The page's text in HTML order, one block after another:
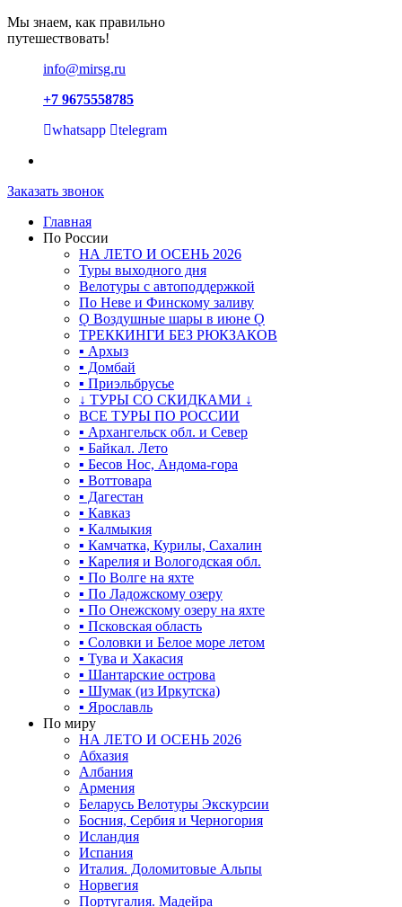
Мы знаем, как правильно
путешествовать!
info@mirsg.ru
+7 9675558785
whatsapp
telegram
Заказать звонок
Главная
По России
НА ЛЕТО И ОСЕНЬ 2026
Туры выходного дня
Велотуры с автоподдержкой
По Неве и Финскому заливу
Ǫ Воздушные шары в июне Ǫ
ТРЕККИНГИ БЕЗ РЮКЗАКОВ
▪ Архыз
▪ Домбай
▪ Приэльбрусье
↓ ТУРЫ СО СКИДКАМИ ↓
ВСЕ ТУРЫ ПО РОССИИ
▪ Архангельск обл. и Север
▪ Байкал. Лето
▪ Бесов Нос, Андома-гора
▪ Воттовара
▪ Дагестан
▪ Кавказ
▪ Калмыкия
▪ Камчатка, Курилы, Сахалин
▪ Карелия и Вологодская обл.
▪ По Волге на яхте
▪ По Ладожскому озеру
▪ По Онежскому озеру на яхте
▪ Псковская область
▪ Соловки и Белое море летом
▪ Тува и Хакасия
▪ Шантарские острова
▪ Шумак (из Иркутска)
▪ Ярославль
По миру
НА ЛЕТО И ОСЕНЬ 2026
Абхазия
Албания
Армения
Беларусь Велотуры Экскурсии
Босния, Сербия и Черногория
Исландия
Испания
Италия. Доломитовые Альпы
Норвегия
Португалия. Мадейра